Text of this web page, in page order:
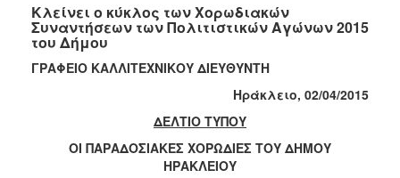
2022
2021
Κλείνει ο κύκλος των Χορωδιακών
Συναντήσεων των Πολιτιστικών Αγώνων 2015
του Δήμου
ΓΡΑΦΕΙΟ ΚΑΛΛΙΤΕΧΝΙΚΟΥ ΔΙΕΥΘΥΝΤΗ
Ηράκλειο, 02/04/2015
ΔΕΛΤΙΟ ΤΥΠΟΥ
ΟΙ ΠΑΡΑΔΟΣΙΑΚΕΣ ΧΟΡΩΔΙΕΣ ΤΟΥ ΔΗΜΟΥ
ΗΡΑΚΛΕΙΟΥ